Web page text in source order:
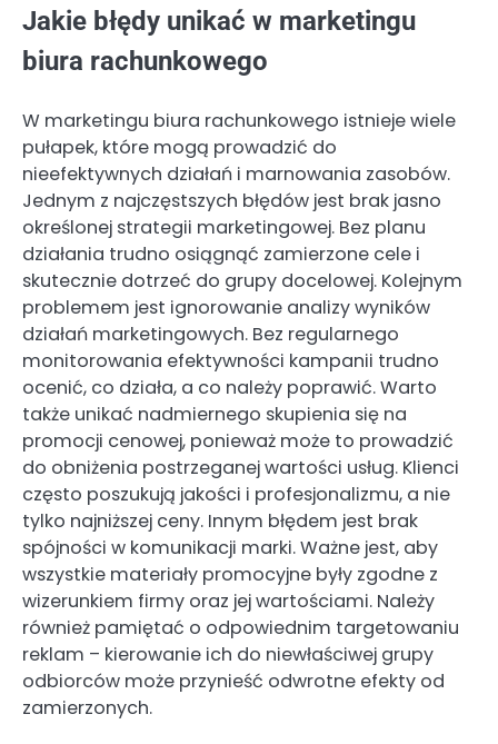
Jakie błędy unikać w marketingu
biura rachunkowego
W marketingu biura rachunkowego istnieje wiele
pułapek, które mogą prowadzić do
nieefektywnych działań i marnowania zasobów.
Jednym z najczęstszych błędów jest brak jasno
określonej strategii marketingowej. Bez planu
działania trudno osiągnąć zamierzone cele i
skutecznie dotrzeć do grupy docelowej. Kolejnym
problemem jest ignorowanie analizy wyników
działań marketingowych. Bez regularnego
monitorowania efektywności kampanii trudno
ocenić, co działa, a co należy poprawić. Warto
także unikać nadmiernego skupienia się na
promocji cenowej, ponieważ może to prowadzić
do obniżenia postrzeganej wartości usług. Klienci
często poszukują jakości i profesjonalizmu, a nie
tylko najniższej ceny. Innym błędem jest brak
spójności w komunikacji marki. Ważne jest, aby
wszystkie materiały promocyjne były zgodne z
wizerunkiem firmy oraz jej wartościami. Należy
również pamiętać o odpowiednim targetowaniu
reklam – kierowanie ich do niewłaściwej grupy
odbiorców może przynieść odwrotne efekty od
zamierzonych.